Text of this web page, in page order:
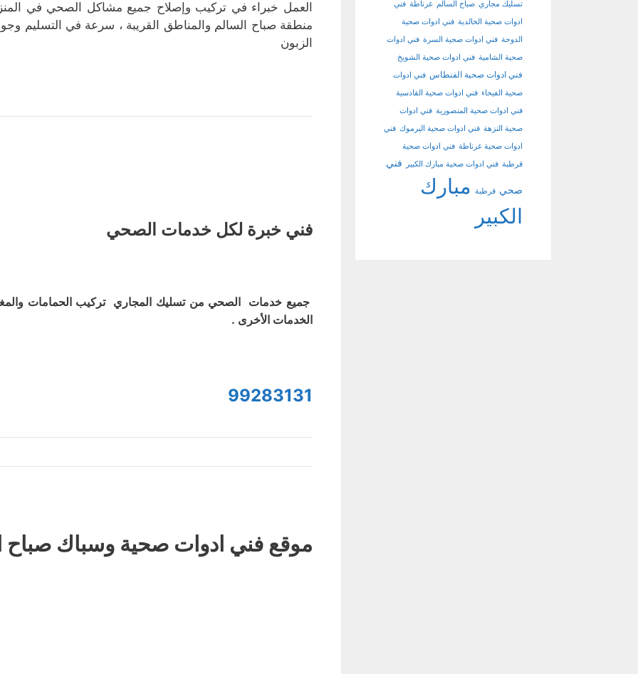
العمل خبراء في تركيب وإصلاح جميع مشاكل الصحي في
منطقة صباح السالم والمناطق القريبة ، سرعة في التسليم
الزبون
فني خبرة لكل خدمات الصحي
جميع خدمات الصحي من تسليك المجاري تركيب الحمامات
الخدمات الأخرى .
99283131
موقع فني ادوات صحية وسباك صباح
تسليك مجاري صباح السالم غرناطة فني
ادوات صحية الخالدية فني ادوات صحية
الدوحة فني ادوات صحية السرة فني ادوات
صحية الشامية فني ادوات صحية الشويخ
فني ادوات صحية الفنطاس فني ادوات
صحية الفيحاء فني ادوات صحية القادسية
فني ادوات صحية المنصورية فني ادوات
صحية النزهة فني ادوات صحية اليرموك فني
ادوات صحية غرناطة فني ادوات صحية
قرطبة فني ادوات صحية مبارك الكبير فني
صحي قرطبة مبارك
الكبير